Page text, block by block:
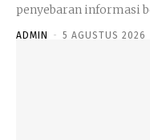
penyebaran informasi
ADMIN - 5 AGUSTUS 2026